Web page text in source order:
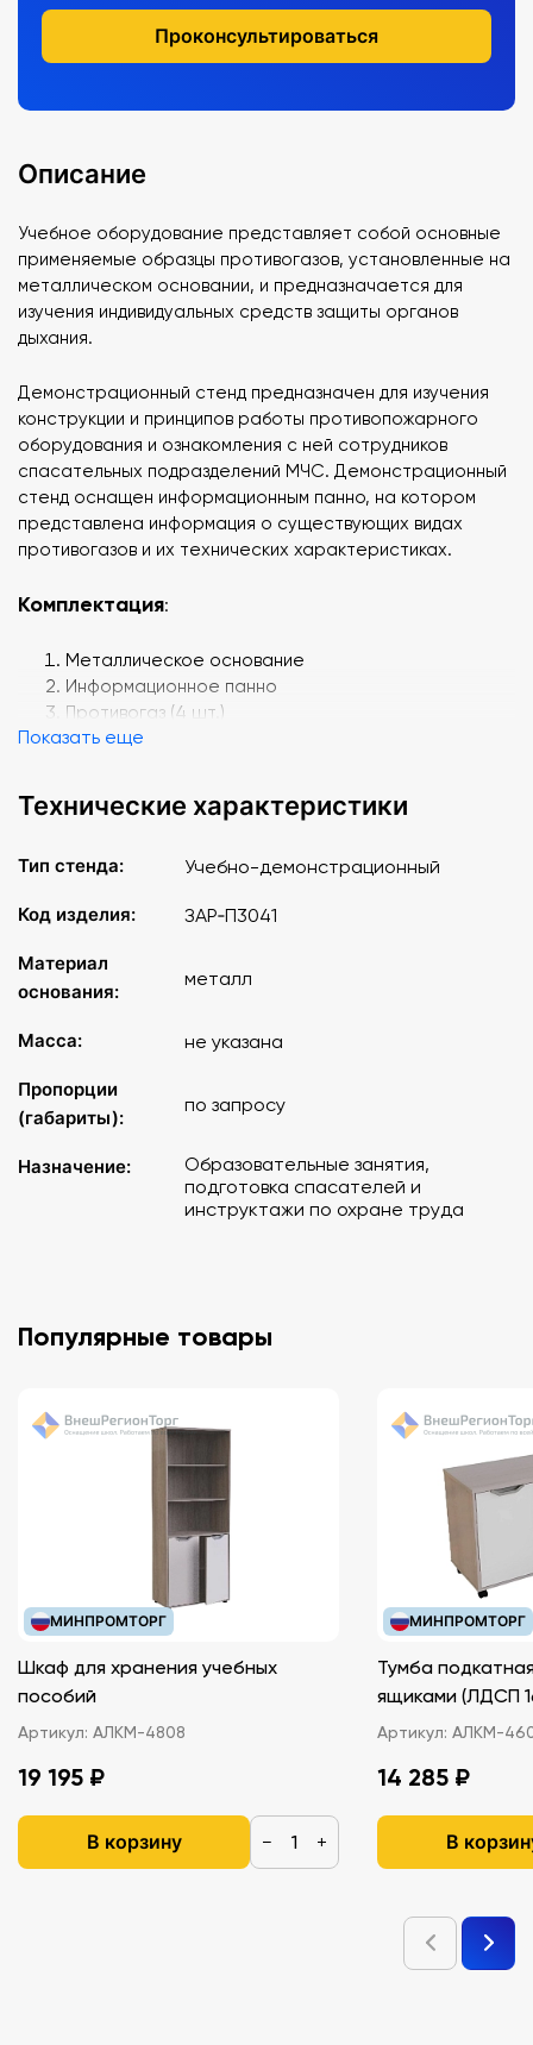
Проконсультироваться
Описание
Учебное оборудование представляет собой основные
применяемые образцы противогазов, установленные на
металлическом основании, и предназначается для
изучения индивидуальных средств защиты органов
дыхания.
Демонстрационный стенд предназначен для изучения
конструкции и принципов работы противопожарного
оборудования и ознакомления с ней сотрудников
спасательных подразделений МЧС. Демонстрационный
стенд оснащен информационным панно, на котором
представлена информация о существующих видах
противогазов и их технических характеристиках.
Комплектация:
Металлическое основание
Информационное панно
Противогаз (4 шт.)
Документация
Технические характеристики: Металл.
Показать еще
Технические характеристики
Тип стенда: Учебно-демонстрационный
Код изделия: ЗАР‑П3041
Материал
основания:
металл
Масса: не указана
Пропорции
(габариты):
по запросу
Назначение:
Образовательные занятия,
подготовка спасателей и
инструктажи по охране труда
Популярные товары
МИНПРОМТОРГ
Шкаф для хранения учебных
пособий
Артикул: АЛКМ-4808
19 195 ₽
В корзину − +
МИНПРОМТОРГ
Тумба
ящиками
Артикул: АЛКМ-
14 285 ₽
В